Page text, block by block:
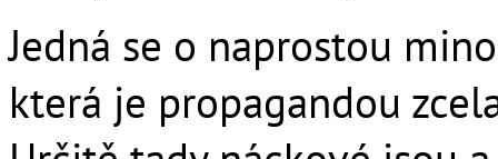
Jedná se o naprostou
která je propagandou